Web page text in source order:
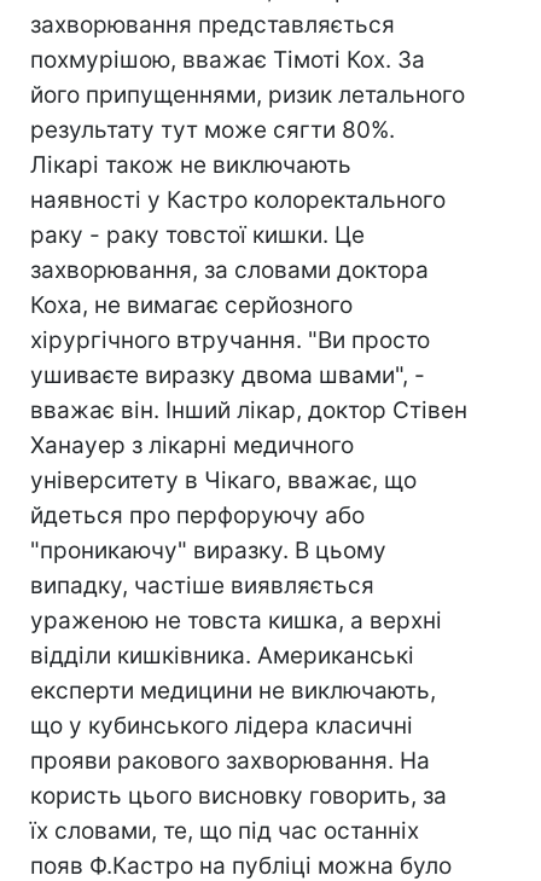
захворювання представляється
похмурішою, вважає Тімоті Кох. За
його припущеннями, ризик летального
результату тут може сягти 80%.
Лікарі також не виключають
наявності у Кастро колоректального
раку - раку товстої кишки. Це
захворювання, за словами доктора
Коха, не вимагає серйозного
хірургічного втручання. "Ви просто
ушиваєте виразку двома швами", -
вважає він. Інший лікар, доктор Стівен
Ханауер з лікарні медичного
університету в Чікаго, вважає, що
йдеться про перфоруючу або
"проникаючу" виразку. В цьому
випадку, частіше виявляється
ураженою не товста кишка, а верхні
відділи кишківника. Американські
експерти медицини не виключають,
що у кубинського лідера класичні
прояви ракового захворювання. На
користь цього висновку говорить, за
їх словами, те, що під час останніх
появ Ф.Кастро на публіці можна було